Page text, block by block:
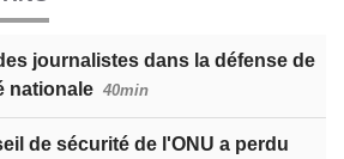
journalistes dans la défense de
nationale 40min
de sécurité de l'ONU a perdu